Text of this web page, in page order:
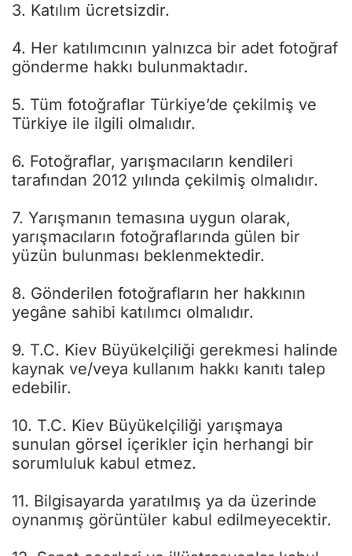
3. Katılım ücretsizdir.
4. Her katılımcının yalnızca bir adet fotoğraf
gönderme hakkı bulunmaktadır.
5. Tüm fotoğraflar Türkiye’de çekilmiş ve
Türkiye ile ilgili olmalıdır.
6. Fotoğraflar, yarışmacıların kendileri
tarafından 2012 yılında çekilmiş olmalıdır.
7. Yarışmanın temasına uygun olarak,
yarışmacıların fotoğraflarında gülen bir
yüzün bulunması beklenmektedir.
8. Gönderilen fotoğrafların her hakkının
yegâne sahibi katılımcı olmalıdır.
9. T.C. Kiev Büyükelçiliği gerekmesi halinde
kaynak ve/veya kullanım hakkı kanıtı talep
edebilir.
10. T.C. Kiev Büyükelçiliği yarışmaya
sunulan görsel içerikler için herhangi bir
sorumluluk kabul etmez.
11. Bilgisayarda yaratılmış ya da üzerinde
oynanmış görüntüler kabul edilmeyecektir.